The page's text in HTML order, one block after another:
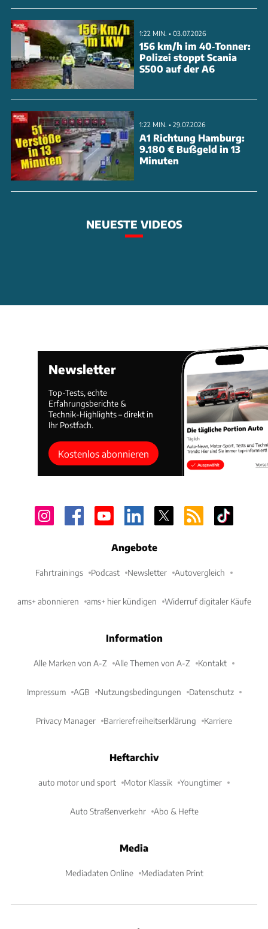
1:22 MIN. • 03.07.2026
156 km/h im 40‑Tonner:
Polizei stoppt Scania
S500 auf der A6
1:22 MIN. • 29.07.2026
A1 Richtung Hamburg:
9.180 € Bußgeld in 13
Minuten
NEUESTE VIDEOS
Newsletter
Top-Tests, echte
Erfahrungsberichte &
Technik-Highlights – direkt in
Ihr Postfach.
Kostenlos abonnieren
Angebote
Fahrtrainings Podcast Newsletter Autovergleich
ams+ abonnieren ams+ hier kündigen Widerruf digitaler Käufe
Information
Alle Marken von A-Z Alle Themen von A-Z Kontakt
Impressum AGB Nutzungsbedingungen Datenschutz
Privacy Manager Barrierefreiheitserklärung Karriere
Heftarchiv
auto motor und sport Motor Klassik Youngtimer
Auto Straßenverkehr Abo & Hefte
Media
Mediadaten Online Mediadaten Print